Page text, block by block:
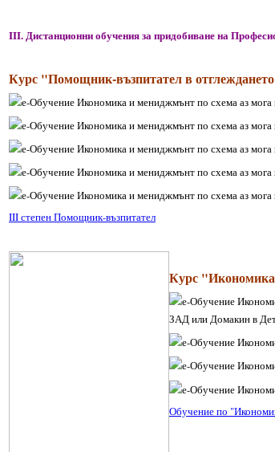
III. Дистанционни обучения за придобиване на
Курс "Помощник-възпитател в
III степен Помощник-възпитател
Курс
ЗАД или Домакин в
Обучение по